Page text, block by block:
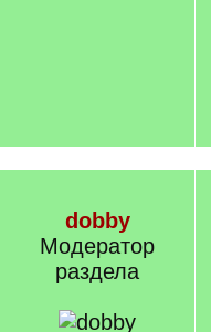
dobby
Модератор
раздела